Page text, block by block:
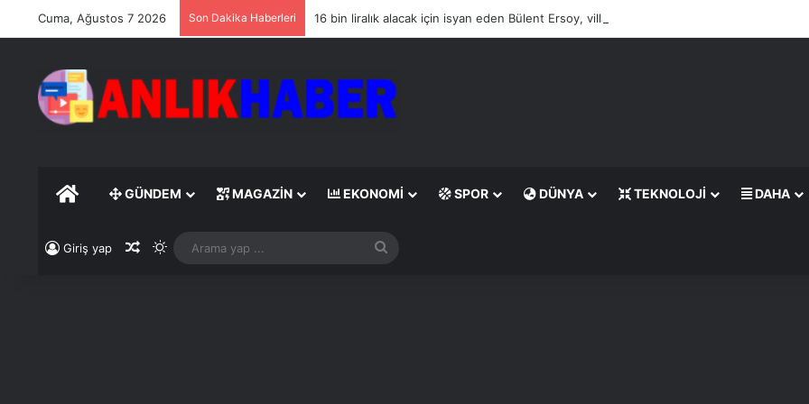
Cuma, Ağustos 7 2026 Son Dakika Haberleri 16 bin liralık alacak için isyan eden Bülent Ersoy, villasına döner tezgahı kurdurdu
ANASAYFAGÜNDEM MAGAZIN EKONOMI SPOR DÜNYA TEKNOLOJI DAHA
Giriş yap Rastgele Makale
Dış görünümü değiştir
Arama